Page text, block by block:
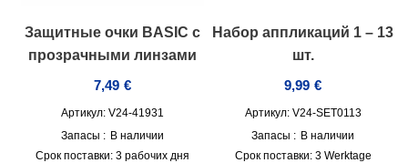
Защитные очки BASIC с
прозрачными линзами
7,49 €
Артикул: V24-41931
Запасы : В наличии
Срок поставки: 3 рабочих дня
Набор аппликаций 1 – 13
шт.
9,99 €
Артикул: V24-SET0113
Запасы : В наличии
Срок поставки: 3 Werktage